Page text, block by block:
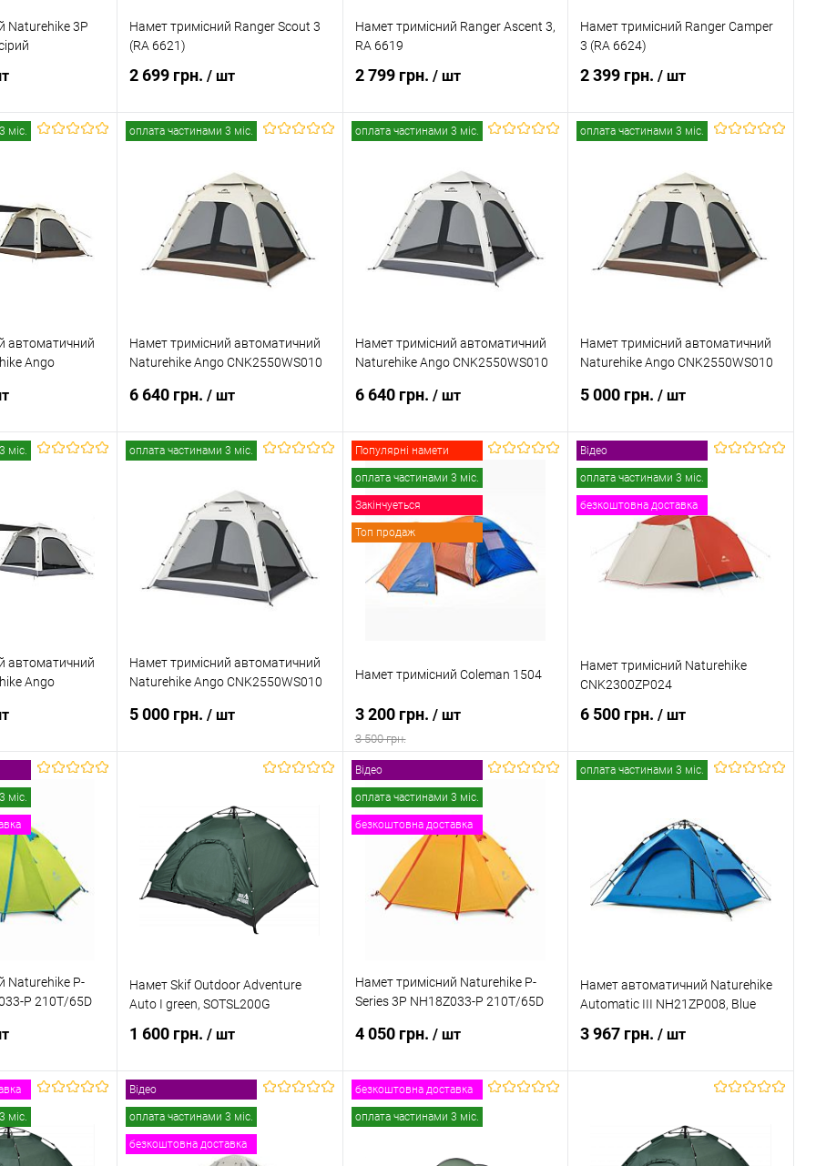
Naturehike 3P
В наявності
Намет тримісний Ranger Scout 3
(RA 6621)
2 699 грн. / шт
Купити в 1 клік Порівняння
В обране В наявності
Намет тримісний Ranger Ascent 3,
RA 6619
2 799 грн. / шт
Купити в 1 клік Порівняння
В обране В наявності
Намет тримісний Ranger Сamper
3 (RA 6624)
2 399 грн./ шт
Купити в 1 клік Порівняння
В обране В наявності
міс.
автоматичний
Ango
В наявності
оплата частинами 3 міс.
Намет тримісний автоматичний
Naturehike Ango CNK2550WS010
6 640 грн. / шт
Купити в 1 клік Порівняння
В обране В наявності
оплата частинами 3 міс.
Намет тримісний автоматичний
Naturehike Ango CNK2550WS010
6 640 грн. / шт
В кошик
Купити в 1 клік Порівняння
В обране В наявності
оплата частинами 3 міс.
Намет тримісний автоматичний
Naturehike Ango CNK2550WS010
5 000 грн./ шт
В кошик
Купити в 1 клік Порівняння
В обране В наявності
міс.
автоматичний
Ango
Порівняння
В наявності
оплата частинами 3 міс.
Намет тримісний автоматичний
Naturehike Ango CNK2550WS010
5 000 грн. / шт
Купити в 1 клік Порівняння
В обране В наявності
Популярні намети
оплата частинами 3 міс.
Закінчуеться
Топ продаж
Намет тримісний Coleman 1504
3 200 грн. / шт
3 500 грн.
В кошик
Купити в 1 клік Порівняння
В обране В наявності
Відео
оплата частинами 3 міс.
безкоштовна доставка
Намет тримісний Naturehike
CNK2300ZP024
6 500 грн./ шт
Купити в 1 клік Порівняння
В обране Недоступно
міс.
Naturehike P-
P 210T/65D
про наявність
Порівняння
Намет Skif Outdoor Adventure
Auto I green, SOTSL200G
1 600 грн. / шт
Повідомити про наявність
Купити в 1 клік
Відео
оплата частинами 3 міс.
безкоштовна доставка
Намет тримісний Naturehike P-
Series 3P NH18Z033-P 210T/65D
4 050 грн. / шт
Повідомити про наявність
Купити в 1 клік
оплата частинами 3 міс.
Намет автоматичний Naturehike
Automatic III NH21ZP008, Blue
3 967 грн./ шт
Купити в 1 клік Порівняння
міс.
Відео
оплата частинами 3 міс.
безкоштовна доставка
безкоштовна доставка
оплата частинами 3 міс.